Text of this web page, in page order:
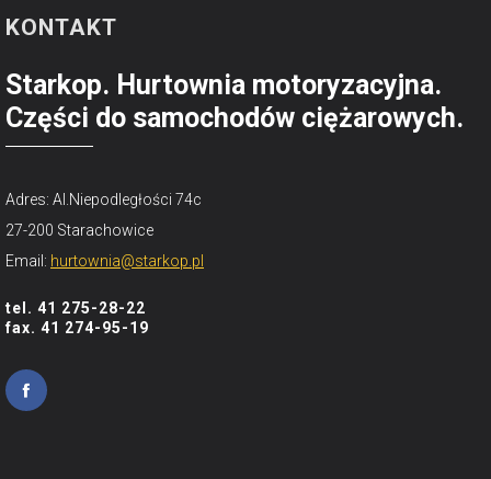
KONTAKT
Starkop. Hurtownia motoryzacyjna.
Części do samochodów ciężarowych.
Adres: Al.Niepodległości 74c
27-200 Starachowice
Email: hurtownia@starkop.pl
tel. 41 275-28-22
fax. 41 274-95-19